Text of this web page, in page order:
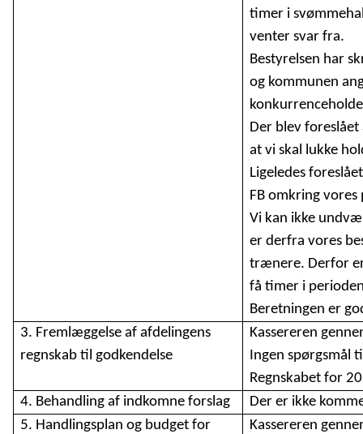
timer i
venter svar fra.
Bestyrelsen har
og kommunen
Der blev
at vi skal lukke
Ligeledes
FB omkring
Vi kan ikke
er derfra vores
trænere. Derfor
få timer i
Beretningen er
3. Fremlæggelse af afdelingens
regnskab til godkendelse
Kassereren
Ingen spørgsmål
Regnskabet for
4. Behandling af indkomne forslag
Der er ikke
5. Handlingsplan og budget for
Kassereren